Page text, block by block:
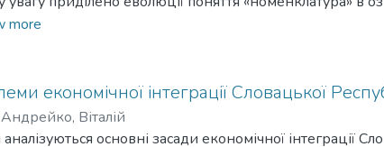
характер і наслідки офіційно проголошеної
more
економічної інтеграції Словацької
Андрейко, Віталій
аналізуються основні засади економічної інтеграції